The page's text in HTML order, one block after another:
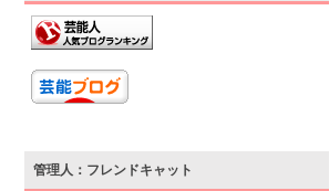
管理人：フレンドキャット